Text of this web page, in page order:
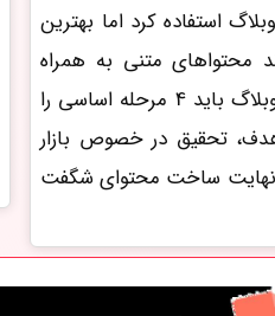
استفاده کرد اما بهترین
محتوا‌های متنی به همراه
عکس هستند. محتوانویس در تولید محتوا برای وبلاگ باید 4 مرحله اساسی را
تحقیق در خصوص بازار
نهایت ساخت محتوای شگفت